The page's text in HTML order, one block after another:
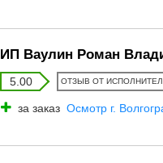
ИП Ваулин Роман
5.00 ОТЗЫВ ОТ
за заказ Осмотр г.